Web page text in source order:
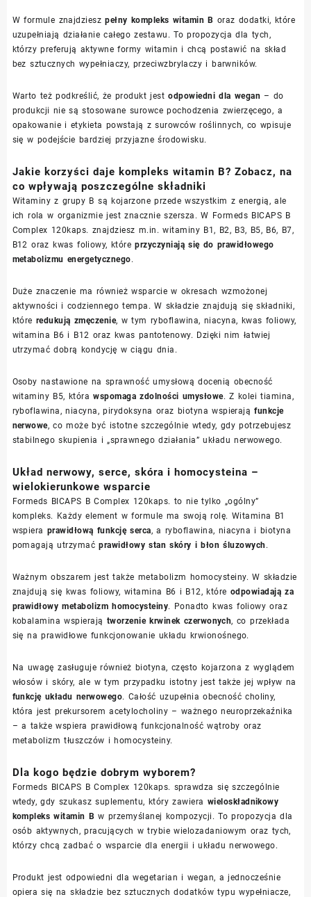
W formule znajdzieszpełny kompleks witamin B oraz dodatki, które
uzupełniają działanie całego zestawu. To propozycja dla tych,
którzy preferują aktywne formy witamin i chcą postawić na skład
bez sztucznych wypełniaczy, przeciwzbrylaczy i barwników.
Warto też podkreślić, że produkt jestodpowiedni dla wegan – do
produkcji nie są stosowane surowce pochodzenia zwierzęcego, a
opakowanie i etykieta powstają z surowców roślinnych, co wpisuje
się w podejście bardziej przyjazne środowisku.
Jakie korzyści daje kompleks witamin B? Zobacz, na
co wpływają poszczególne składniki
Witaminy z grupy B są kojarzone przede wszystkim z energią, ale
ich rola w organizmie jest znacznie szersza. W Formeds BICAPS B
Complex 120kaps. znajdziesz m.in. witaminy B1, B2, B3, B5, B6, B7,
B12 oraz kwas foliowy, któreprzyczyniają się do prawidłowego
metabolizmu energetycznego.
Duże znaczenie ma również wsparcie w okresach wzmożonej
aktywności i codziennego tempa. W składzie znajdują się składniki,
które redukują zmęczenie, w tym ryboflawina, niacyna, kwas foliowy,
witamina B6 i B12 oraz kwas pantotenowy. Dzięki nim łatwiej
utrzymać dobrą kondycję w ciągu dnia.
Osoby nastawione na sprawność umysłową docenią obecność
witaminy B5, którawspomaga zdolności umysłowe. Z kolei tiamina,
ryboflawina, niacyna, pirydoksyna oraz biotyna wspierająfunkcje
nerwowe, co może być istotne szczególnie wtedy, gdy potrzebujesz
stabilnego skupienia i „sprawnego działania” układu nerwowego.
Układ nerwowy, serce, skóra i homocysteina –
wielokierunkowe wsparcie
Formeds BICAPS B Complex 120kaps. to nie tylko „ogólny”
kompleks. Każdy element w formule ma swoją rolę. Witamina B1
wspiera prawidłową funkcję serca, a ryboflawina, niacyna i biotyna
pomagają utrzymaćprawidłowy stan skóry i błon śluzowych .
Ważnym obszarem jest także metabolizm homocysteiny. W składzie
znajdują się kwas foliowy, witamina B6 i B12, które odpowiadają za
prawidłowy metabolizm homocysteiny. Ponadto kwas foliowy oraz
kobalamina wspierają tworzenie krwinek czerwonych, co przekłada
się na prawidłowe funkcjonowanie układu krwionośnego.
Na uwagę zasługuje również biotyna, często kojarzona z wyglądem
włosów i skóry, ale w tym przypadku istotny jest także jej wpływ na
funkcję układu nerwowego. Całość uzupełnia obecność choliny,
która jest prekursorem acetylocholiny – ważnego neuroprzekaźnika
– a także wspiera prawidłową funkcjonalność wątroby oraz
metabolizm tłuszczów i homocysteiny.
Dla kogo będzie dobrym wyborem?
Formeds BICAPS B Complex 120kaps. sprawdza się szczególnie
wtedy, gdy szukasz suplementu, który zawiera wieloskładnikowy
kompleks witamin B w przemyślanej kompozycji. To propozycja dla
osób aktywnych, pracujących w trybie wielozadaniowym oraz tych,
którzy chcą zadbać o wsparcie dla energii i układu nerwowego.
Produkt jest odpowiedni dla wegetarian i wegan, a jednocześnie
opiera się na składzie bez sztucznych dodatków typu wypełniacze,